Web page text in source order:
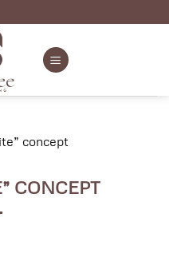
concept
CONCEPT